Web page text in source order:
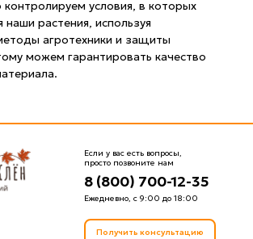
условия, в которых
растения, используя
агротехники и защиты
можем гарантировать качество
Если у вас есть вопросы,
просто позвоните нам
8 (800) 700-12-35
Ежедневно, с 9:00 до 18:00
Получить консультацию